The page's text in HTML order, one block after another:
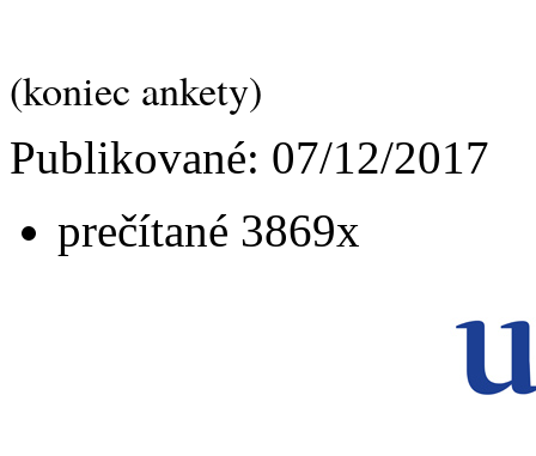
(koniec ankety)
Publikované: 07/12/2017
prečítané 3869x